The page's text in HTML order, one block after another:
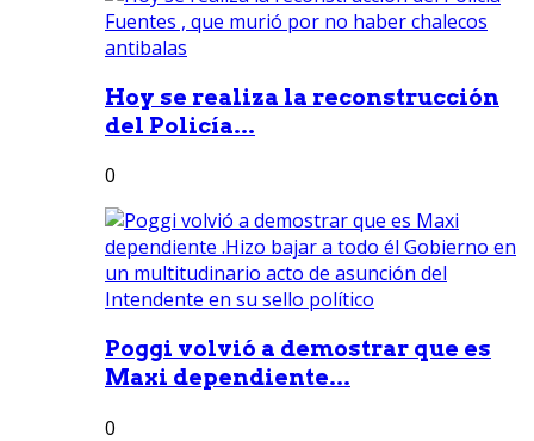
Hoy se realiza la reconstrucción
del Policía...
0
Poggi volvió a demostrar que es
Maxi dependiente...
0